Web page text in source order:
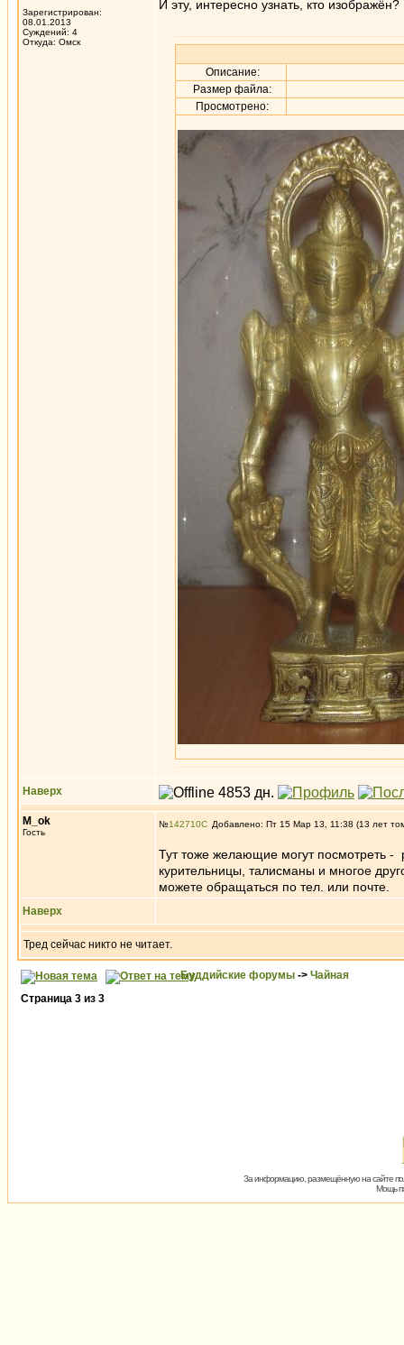
Зарегистрирован:
08.01.2013
Суждений: 4
Откуда: Омск
И эту, интересно узнать, кто изображён?
Описание:
Размер файла:
Просмотрено:
Наверх
M_ok
Гость
№142710 Добавлено: Пт 15 Мар 13, 11:38 (13 лет
Тут тоже желающие могут посмотреть -
курительницы, талисманы и многое
можете обращаться по тел. или почте.
Наверх
Тред сейчас никто не читает.
Буддийские форумы -> Чайная
Страница 3 из 3
За информацию, размещённую на сайте
Мощь